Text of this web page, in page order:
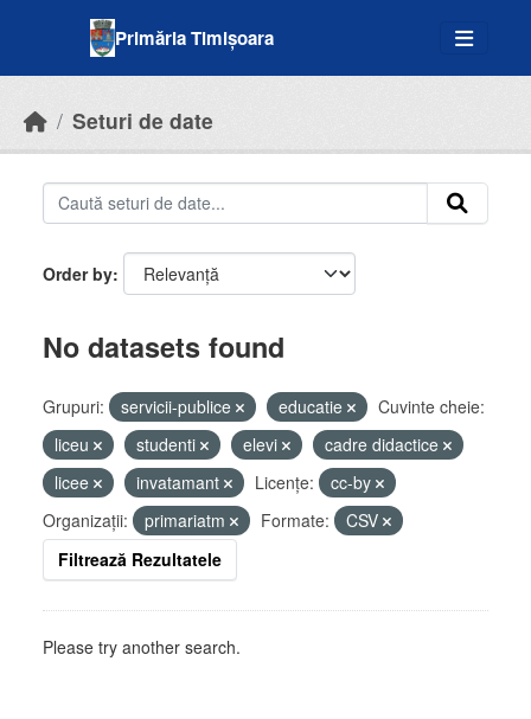
Primăria Timișoara
Seturi de date
Order by
No datasets found
Grupuri: servicii-publice educatie
Cuvinte cheie:
liceu
studenti elevi
cadre didactice
licee
invatamant Licenţe:
cc-by
Organizații:
primariatm Formate:
CSV
Filtrează Rezultatele
Please try another search.